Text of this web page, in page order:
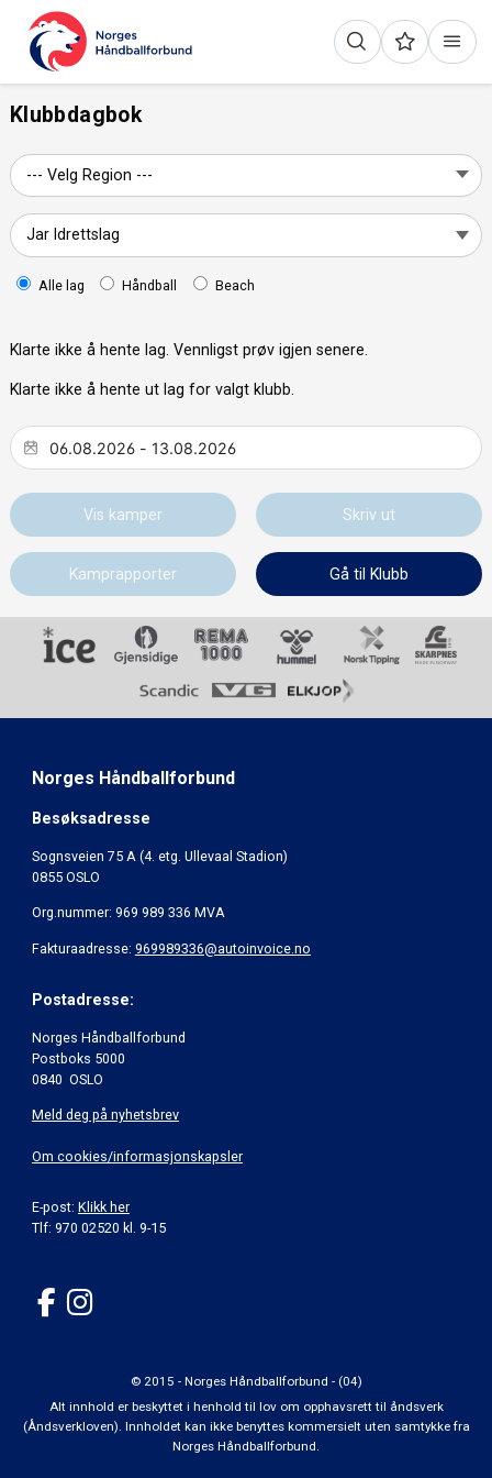
Klubbdagbok
Alle lag Håndball Beach
Klarte ikke å hente lag. Vennligst prøv igjen senere.
Klarte ikke å hente ut lag for valgt klubb.
Vis kamper Skriv ut
Kamprapporter Gå til Klubb
Norges Håndballforbund
Besøksadresse
Sognsveien 75 A (4. etg. Ullevaal Stadion)
0855 OSLO
Org.nummer: 969 989 336 MVA
Fakturaadresse: 969989336@autoinvoice.no
Postadresse:
Norges Håndballforbund
Postboks 5000
0840 OSLO
Meld deg på nyhetsbrev
Om cookies/informasjonskapsler
E-post: Klikk her
Tlf: 970 02520 kl. 9-15
© 2015 - Norges Håndballforbund - (04)
Alt innhold er beskyttet i henhold til lov om opphavsrett til åndsverk
(Åndsverkloven). Innholdet kan ikke benyttes kommersielt uten samtykke fra
Norges Håndballforbund.